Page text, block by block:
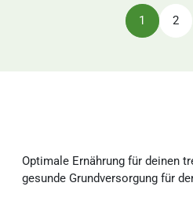
1 2
Optimale Ernährung für deinen
gesunde Grundversorgung für